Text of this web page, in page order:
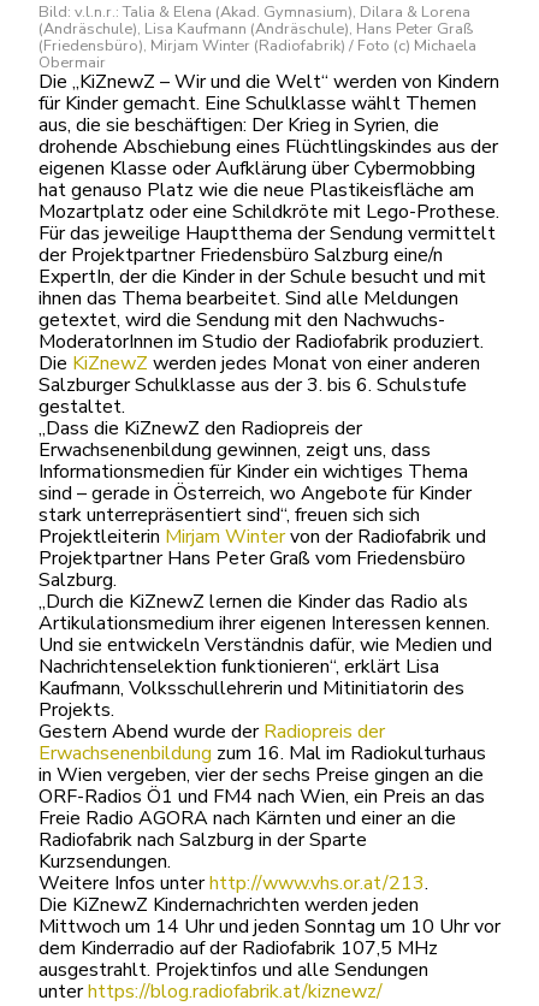
Bild: v.l.n.r.: Talia & Elena (Akad. Gymnasium), Dilara & Lorena
(Andräschule), Lisa Kaufmann (Andräschule), Hans Peter Graß
(Friedensbüro), Mirjam Winter (Radiofabrik) / Foto (c) Michaela
Obermair
Die „KiZnewZ – Wir und die Welt“ werden von Kindern
für Kinder gemacht. Eine Schulklasse wählt Themen
aus, die sie beschäftigen: Der Krieg in Syrien, die
drohende Abschiebung eines Flüchtlingskindes aus der
eigenen Klasse oder Aufklärung über Cybermobbing
hat genauso Platz wie die neue Plastikeisfläche am
Mozartplatz oder eine Schildkröte mit Lego-Prothese.
Für das jeweilige Hauptthema der Sendung vermittelt
der Projektpartner Friedensbüro Salzburg eine/n
ExpertIn, der die Kinder in der Schule besucht und mit
ihnen das Thema bearbeitet. Sind alle Meldungen
getextet, wird die Sendung mit den Nachwuchs-
ModeratorInnen im Studio der Radiofabrik produziert.
Die KiZnewZ werden jedes Monat von einer anderen
Salzburger Schulklasse aus der 3. bis 6. Schulstufe
gestaltet.
„Dass die KiZnewZ den Radiopreis der
Erwachsenenbildung gewinnen, zeigt uns, dass
Informationsmedien für Kinder ein wichtiges Thema
sind – gerade in Österreich, wo Angebote für Kinder
stark unterrepräsentiert sind“, freuen sich sich
Projektleiterin Mirjam Wintervon der Radiofabrik und
Projektpartner Hans Peter Graß vom Friedensbüro
Salzburg.
„Durch die KiZnewZ lernen die Kinder das Radio als
Artikulationsmedium ihrer eigenen Interessen kennen.
Und sie entwickeln Verständnis dafür, wie Medien und
Nachrichtenselektion funktionieren“, erklärt Lisa
Kaufmann, Volksschullehrerin und Mitinitiatorin des
Projekts.
Gestern Abend wurde derRadiopreis der
Erwachsenenbildung zum 16. Mal im Radiokulturhaus
in Wien vergeben, vier der sechs Preise gingen an die
ORF-Radios Ö1 und FM4 nach Wien, ein Preis an das
Freie Radio AGORA nach Kärnten und einer an die
Radiofabrik nach Salzburg in der Sparte
Kurzsendungen.
Weitere Infos unterhttp://www.vhs.or.at/213.
Die KiZnewZ Kindernachrichten werden jeden
Mittwoch um 14 Uhr und jeden Sonntag um 10 Uhr vor
dem Kinderradio auf der Radiofabrik 107,5 MHz
ausgestrahlt. Projektinfos und alle Sendungen
unterhttps://blog.radiofabrik.at/kiznewz/